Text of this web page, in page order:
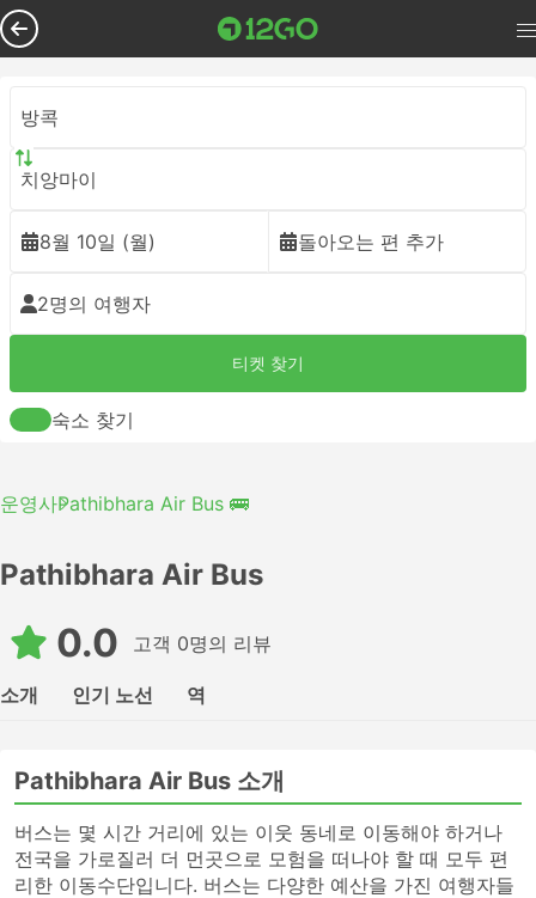
방콕
치앙마이
8월 10일 (월) 돌아오는 편 추가
2명의 여행자
티켓 찾기
숙소 찾기
운영사Pathibhara Air Bus 🚌
Pathibhara Air Bus
0.0 고객 0명의 리뷰
소개 인기 노선 역
Pathibhara Air Bus 소개
버스는 몇 시간 거리에 있는 이웃 동네로 이동해야 하거나
전국을 가로질러 더 먼곳으로 모험을 떠나야 할 때 모두 편
리한 이동수단입니다. 버스는 다양한 예산을 가진 여행자들